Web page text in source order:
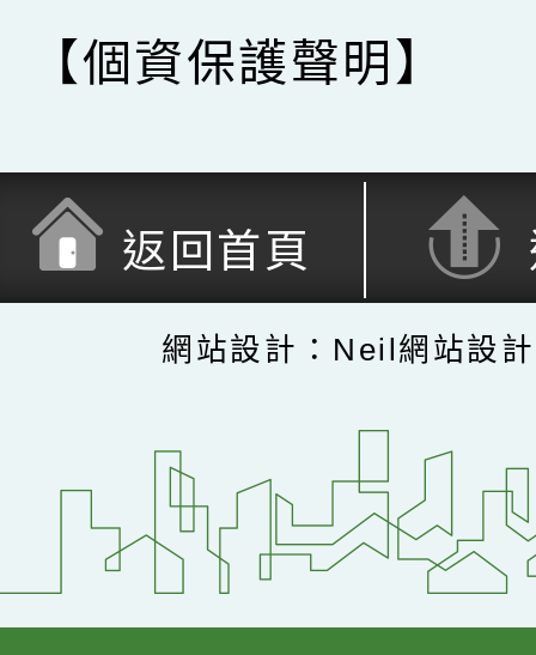
【個資保護聲明】
返回首頁
網站設計：Neil網站設